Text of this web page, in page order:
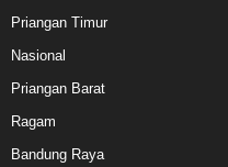
Priangan Timur
Nasional
Priangan Barat
Ragam
Bandung Raya